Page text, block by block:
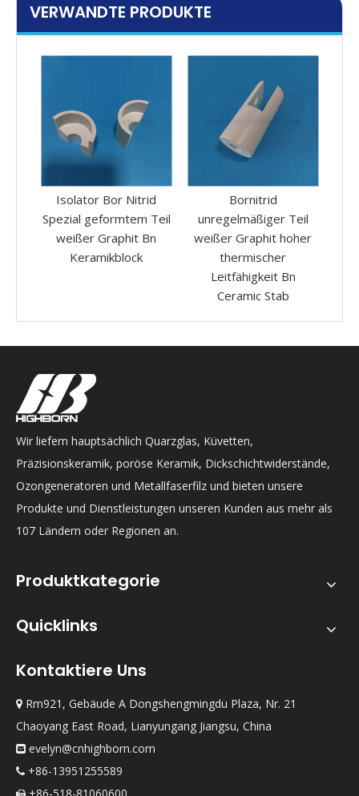
VERWANDTE PRODUKTE
Bornitrid
unregelmäßiger Teil
weißer Graphit hoher
thermischer
Customized Silicon
Carbid Ceramic Oil Cup
SSIC -Einsatzheizung
Tiegelstiegel
Wir liefern hauptsächlich Quarzglas, Küvetten,
Präzisionskeramik, poröse Keramik, Dickschichtwiderstände,
Ozongeneratoren und Metallfaserfilz und bieten unsere
Produkte und Dienstleistungen unseren Kunden aus mehr als
107 Ländern oder Regionen an.
Produktkategorie
Quicklinks
Kontaktiere Uns
 Rm921, Gebäude A Dongshengmingdu Plaza, Nr. 21
Chaoyang East Road, Lianyungang Jiangsu, China
 evelyn@cnhighborn.com
 +86-13951255589